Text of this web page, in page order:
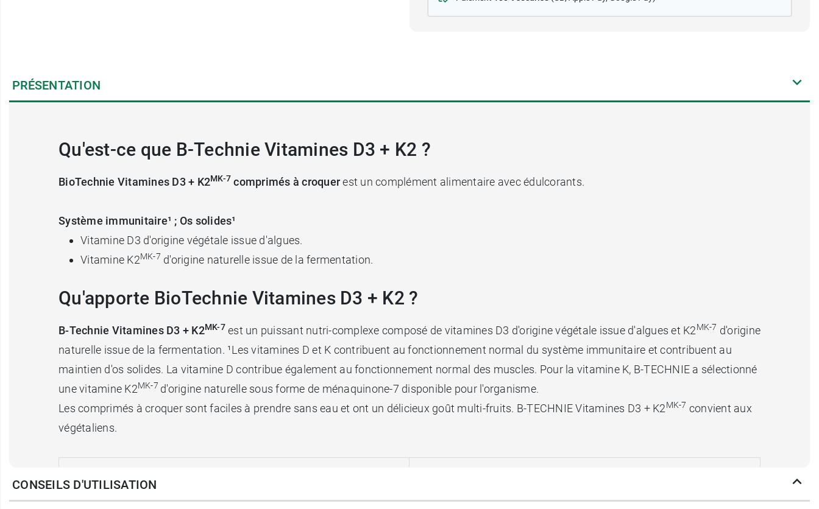
PRÉSENTATION
Qu'est-ce que B-Technie Vitamines D3 + K2 ?
BioTechnie Vitamines D3 + K2MK-7 comprimés à croquerest un complément alimentaire avec édulcorants.
Système immunitaire¹ ; Os solides¹
Vitamine D3 d'origine végétale issue d'algues.
Vitamine K2MK-7 d'origine naturelle issue de la fermentation.
Qu'apporte BioTechnie Vitamines D3 + K2 ?
B-Technie Vitamines D3 + K2MK-7 est un puissant nutri-complexe composé de vitamines D3 d'origine végétale issue d'algues et K2MK-7 d'origine
naturelle issue de la fermentation. ¹Les vitamines D et K contribuent au fonctionnement normal du système immunitaire et contribuent au
maintien d'os solides. La vitamine D contribue également au fonctionnement normal des muscles. Pour la vitamine K, B-TECHNIE a sélectionné
une vitamine K2MK-7 d'origine naturelle sous forme de ménaquinone-7 disponible pour l'organisme.
Les comprimés à croquer sont faciles à prendre sans eau et ont un délicieux goût multi-fruits. B-TECHNIE Vitamines D3 + K2MK-7 convient aux
végétaliens.
¹Vitamines D + K maintien d'os solides
CONSEILS D'UTILISATION